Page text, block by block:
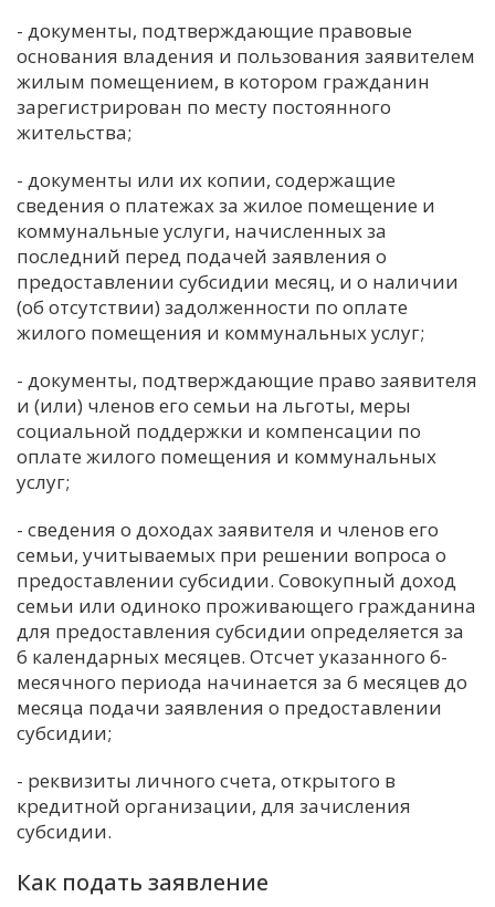
Н
Я
- документы, подтверждающие правовые
основания владения и пользования заявителем
жилым помещением, в котором гражданин
зарегистрирован по месту постоянного
жительства;
- документы или их копии, содержащие
сведения о платежах за жилое помещение и
коммунальные услуги, начисленных за
последний перед подачей заявления о
предоставлении субсидии месяц, и о наличии
(об отсутствии) задолженности по оплате
жилого помещения и коммунальных услуг;
- документы, подтверждающие право заявителя
и (или) членов его семьи на льготы, меры
социальной поддержки и компенсации по
оплате жилого помещения и коммунальных
услуг;
- сведения о доходах заявителя и членов его
семьи, учитываемых при решении вопроса о
предоставлении субсидии. Совокупный доход
семьи или одиноко проживающего гражданина
для предоставления субсидии определяется за
6 календарных месяцев. Отсчет указанного 6-
месячного периода начинается за 6 месяцев до
месяца подачи заявления о предоставлении
субсидии;
- реквизиты личного счета, открытого в
кредитной организации, для зачисления
субсидии.
Как подать заявление